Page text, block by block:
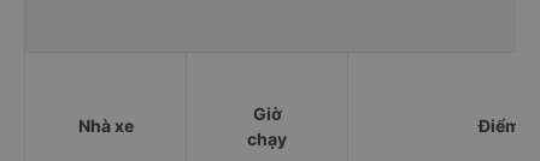
Nhà xe
Giờ
chạy
Điểm đi